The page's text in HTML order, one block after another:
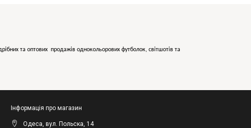
та оптових продажів однокольорових футболок, світшотів та
Інформація про магазин
Одеса, вул. Польска, 14